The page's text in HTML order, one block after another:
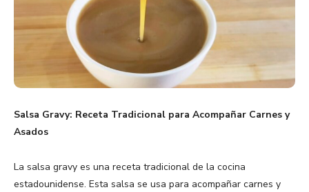
Salsa Gravy: Receta Tradicional para Acompañar Carnes y
Asados
La salsa gravy es una receta tradicional de la cocina
estadounidense. Esta salsa se usa para acompañar carnes y